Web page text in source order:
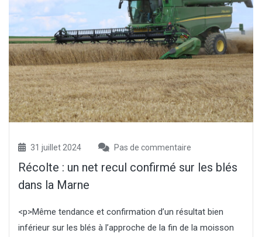
31 juillet 2024 Pas de commentaire
Récolte : un net recul confirmé sur les blés
dans la Marne
<p>Même tendance et confirmation d’un résultat bien
inférieur sur les blés à l’approche de la fin de la moisson